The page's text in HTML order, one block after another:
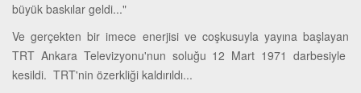
büyük baskılar geldi..."
Ve gerçekten bir imece enerjisi ve coşkusuyla yayına başlayan
TRT Ankara Televizyonu'nun soluğu 12 Mart 1971 darbesiyle
kesildi. TRT'nin özerkliği kaldırıldı...